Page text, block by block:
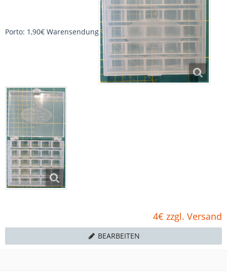
Porto: 1,90€ Warensendung
4€ zzgl. Versand
BEARBEITEN